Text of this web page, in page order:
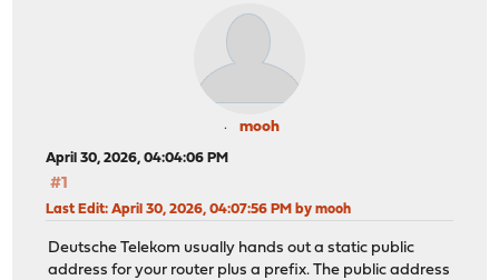
mooh
April 30, 2026, 04:04:06 PM
#1
Last Edit: April 30, 2026, 04:07:56 PM by mooh
Deutsche Telekom usually hands out a static public
address for your router plus a prefix. The public address